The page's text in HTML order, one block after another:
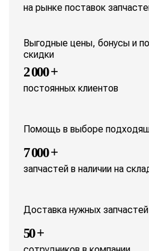
на рынке поставок
Выгодные цены, бонусы и
скидки
2 000 +
постоянных клиентов
Помощь в выборе
7 000 +
запчастей в наличии на
Доставка нужных
50 +